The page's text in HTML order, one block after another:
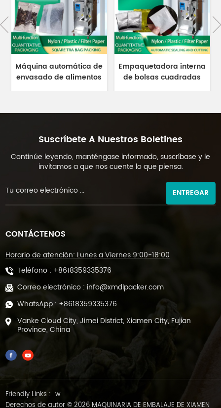
Máquina automática de
envasado de alimentos
Empaquetadora interna
de bolsas cuadradas
Suscríbete A Nuestros Boletines
Continúe leyendo, manténgase informado, suscríbase y le
invitamos a que nos cuente lo que piensa.
ENTREGAR
CONTÁCTENOS
Horario de atención: Lunes a Viernes 9:00-18:00
Teléfono : +8618359335376
Correo electrónico : info@xmdlpacker.com
WhatsApp : +8618359335376
Vanke Cloud City, Jimei District, Xiamen City, Fujian
Province, China
Friendly Links : w
Derechos de autor © 2026 MAQUINARIA DE EMBALAJE DE XIAMEN